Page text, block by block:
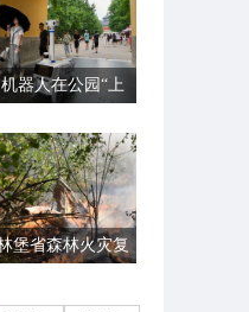
器人在公园“上
堡省森林火灾复